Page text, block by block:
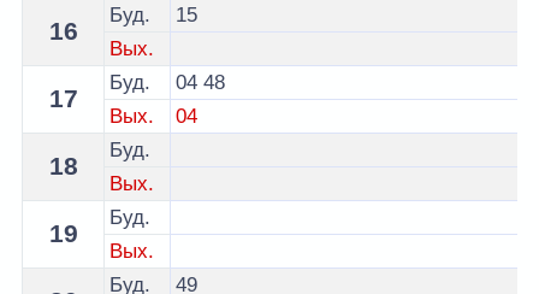
16
Буд.
15
Вых.
17
Буд. 04 48
Вых.
04
18
Буд.
Вых.
19
Буд.
Вых.
Буд.
49